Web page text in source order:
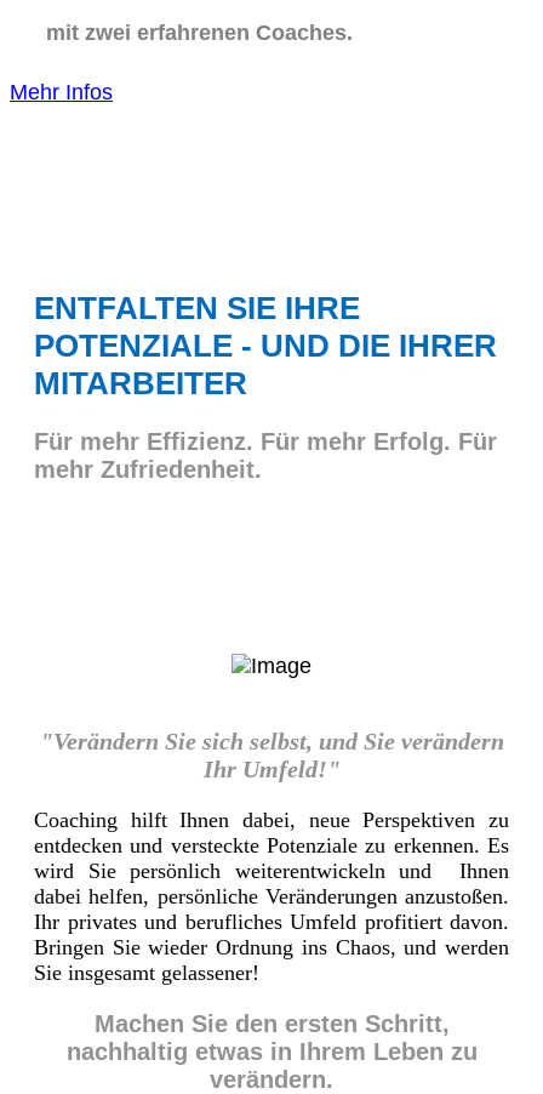
mit zwei erfahrenen Coaches.
Mehr Infos
ENTFALTEN SIE IHRE
POTENZIALE - UND DIE IHRER
MITARBEITER
Für mehr Effizienz. Für mehr Erfolg. Für
mehr Zufriedenheit.
"Verändern Sie sich selbst, und Sie verändern
Ihr Umfeld!"
Coaching hilft Ihnen dabei, neue Perspektiven zu
entdecken und versteckte Potenziale zu erkennen. Es
wird Sie persönlich weiterentwickeln und Ihnen
dabei helfen, persönliche Veränderungen anzustoßen.
Ihr privates und berufliches Umfeld profitiert davon.
Bringen Sie wieder Ordnung ins Chaos, und werden
Sie insgesamt gelassener!
Machen Sie den ersten Schritt,
nachhaltig etwas in Ihrem Leben zu
verändern.